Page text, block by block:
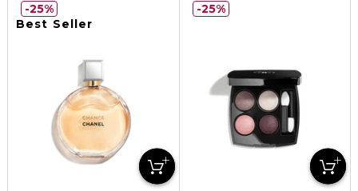
Best Seller
25% 25%